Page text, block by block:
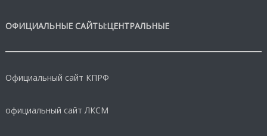
ОФИЦИАЛЬНЫЕ САЙТЫ:ЦЕНТРАЛЬНЫЕ
Официальный сайт КПРФ
официальный сайт ЛКСМ